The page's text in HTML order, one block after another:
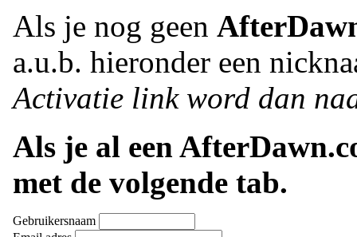
Als je nog geen
a.u.b. hieronder een
Activatie link word dan
Als je al een
met de volgende tab.
Gebruikersnaam